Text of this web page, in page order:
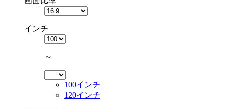
インチ
～
100インチ
120インチ